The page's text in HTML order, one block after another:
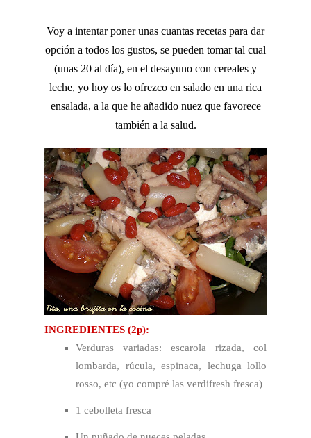
Voy a intentar poner unas cuantas recetas para dar
opción a todos los gustos, se pueden tomar tal cual
(unas 20 al día), en el desayuno con cereales y
leche, yo hoy os lo ofrezco en salado en una rica
ensalada, a la que he añadido nuez que favorece
también a la salud.
INGREDIENTES (2p):
Verduras variadas: escarola rizada, col
lombarda, rúcula, espinaca, lechuga lollo
rosso, etc (yo compré las verdifresh fresca)
1 cebolleta fresca